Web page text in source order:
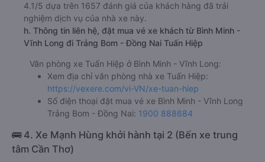
4.1/5 dựa trên 1657 đánh giá của khách hàng đã trải
nghiệm dịch vụ của nhà xe này.
h. Thông tin liên hệ, đặt mua vé xe khách từ Bình Minh -
Vĩnh Long đi Trảng Bom - Đồng Nai Tuấn Hiệp
Văn phòng xe Tuấn Hiệp ở Bình Minh - Vĩnh Long:
Xem địa chỉ văn phòng nhà xe Tuấn Hiệp:
https://vexere.com/vi-VN/xe-tuan-hiep
Số điện thoại đặt mua vé xe Bình Minh - Vĩnh Long
Trảng Bom - Đồng Nai: 1900 888684
🚌 4. Xe Mạnh Hùng khởi hành tại 2 (Bến xe trung
tâm Cần Thơ)